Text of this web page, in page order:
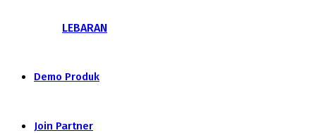
LEBARAN
Demo Produk
Join Partner